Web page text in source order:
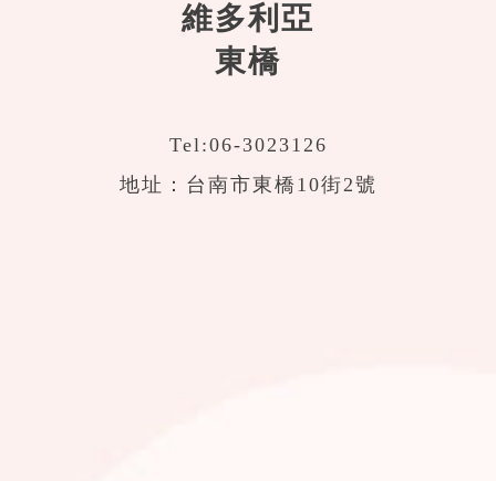
維多利亞
東橋
Tel:06-3023126
地址：台南市東橋10街2號